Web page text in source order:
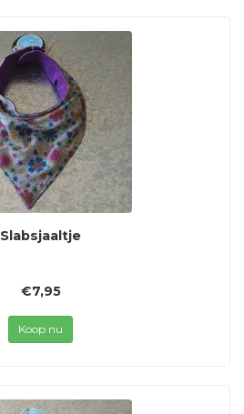
Slabsjaaltje
€7,95
Koop nu